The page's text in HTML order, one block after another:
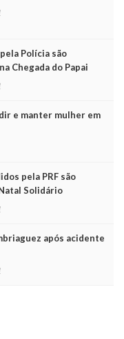
Polícia são
Chegada do Papai
e manter mulher em
pela PRF são
Solidário
após acidente